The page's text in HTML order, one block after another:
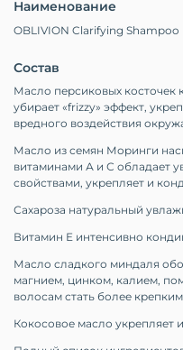
Наименование
OBLIVION Clarifying Shampoo
Состав
Масло персиковых косточек
убирает «frizzy» эффект,
вредного воздействия
Масло из семян Моринги
витаминами А и С обладает
свойствами, укрепляет и
Сахароза натуральный
Витамин Е интенсивно
Масло сладкого миндаля
магнием, цинком, калием,
волосам стать более
Кокосовое масло укрепляет